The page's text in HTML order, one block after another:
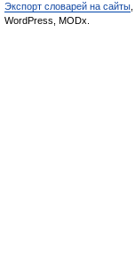
Экспорт словарей на сайты
WordPress, MODx.